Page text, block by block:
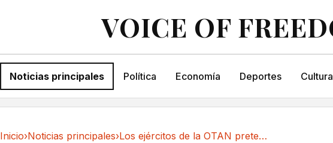
VOICE OF
Noticias principales Política Economía Deportes Cultura
Inicio›Noticias principales› Los ejércitos de la OTAN pretenden tener cinco...